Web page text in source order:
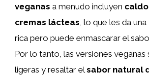
veganas a menudo incluyen
cremas lácteas, lo que les da
rica pero puede enmascarar el
Por lo tanto, las versiones veganas
ligeras y resaltar elsabor natural